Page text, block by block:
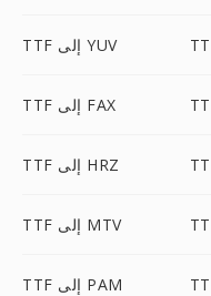
TTF إلى YUV
TTF إلى FAX
TTF إلى HRZ
TTF إلى MTV
TTF إلى PAM